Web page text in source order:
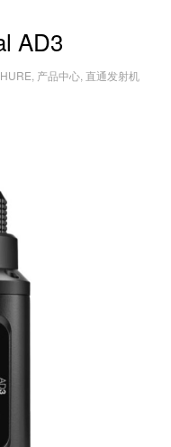
AD3
产品中心 直通发射机